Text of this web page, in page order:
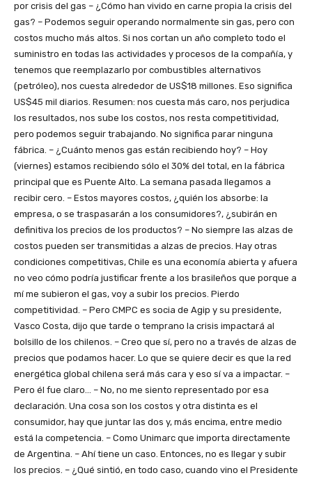
por crisis del gas – ¿Cómo han vivido en carne propia la crisis del
gas? – Podemos seguir operando normalmente sin gas, pero con
costos mucho más altos. Si nos cortan un año completo todo el
suministro en todas las actividades y procesos de la compañía, y
tenemos que reemplazarlo por combustibles alternativos
(petróleo), nos cuesta alrededor de US$18 millones. Eso significa
US$45 mil diarios. Resumen: nos cuesta más caro, nos perjudica
los resultados, nos sube los costos, nos resta competitividad,
pero podemos seguir trabajando. No significa parar ninguna
fábrica. – ¿Cuánto menos gas están recibiendo hoy? – Hoy
(viernes) estamos recibiendo sólo el 30% del total, en la fábrica
principal que es Puente Alto. La semana pasada llegamos a
recibir cero. – Estos mayores costos, ¿quién los absorbe: la
empresa, o se traspasarán a los consumidores?, ¿subirán en
definitiva los precios de los productos? – No siempre las alzas de
costos pueden ser transmitidas a alzas de precios. Hay otras
condiciones competitivas, Chile es una economía abierta y afuera
no veo cómo podría justificar frente a los brasileños que porque a
mí me subieron el gas, voy a subir los precios. Pierdo
competitividad. – Pero CMPC es socia de Agip y su presidente,
Vasco Costa, dijo que tarde o temprano la crisis impactará al
bolsillo de los chilenos. – Creo que sí, pero no a través de alzas de
precios que podamos hacer. Lo que se quiere decir es que la red
energética global chilena será más cara y eso sí va a impactar. –
Pero él fue claro… – No, no me siento representado por esa
declaración. Una cosa son los costos y otra distinta es el
consumidor, hay que juntar las dos y, más encima, entre medio
está la competencia. – Como Unimarc que importa directamente
de Argentina. – Ahí tiene un caso. Entonces, no es llegar y subir
los precios. – ¿Qué sintió, en todo caso, cuando vino el Presidente